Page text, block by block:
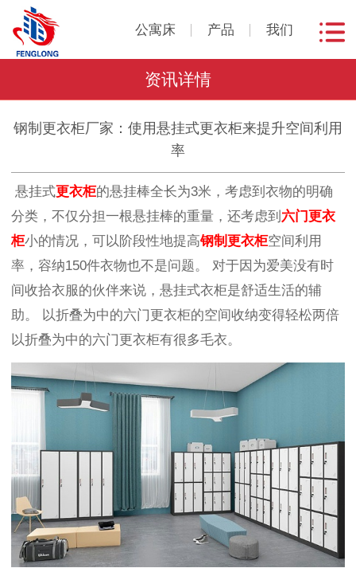
公寓床 产品 我们
资讯详情
钢制更衣柜厂家：使用悬挂式更衣柜来提升空间利用
率
悬挂式更衣柜的悬挂棒全长为3米，考虑到衣物的明确
分类，不仅分担一根悬挂棒的重量，还考虑到 六门更衣
柜小的情况，可以阶段性地提高钢制更衣柜空间利用
率，容纳150件衣物也不是问题。 对于因为爱美没有时
间收拾衣服的伙伴来说，悬挂式衣柜是舒适生活的辅
助。 以折叠为中的六门更衣柜的空间收纳变得轻松两倍
以折叠为中的六门更衣柜有很多毛衣。